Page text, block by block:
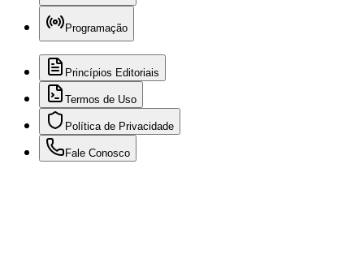
Programação
Princípios Editoriais
Termos de Uso
Política de Privacidade
Fale Conosco